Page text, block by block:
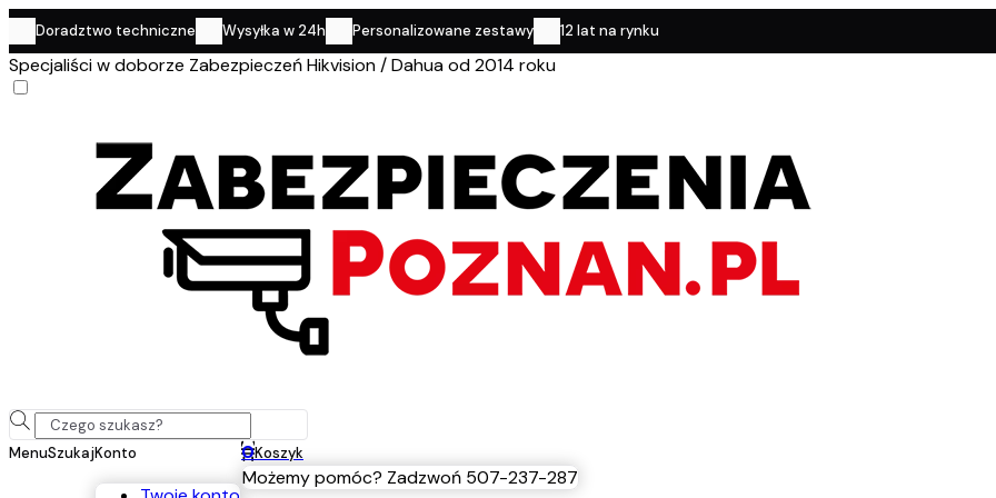
Doradztwo techniczne Wysyłka w 24h Personalizowane zestawy 12 lat na rynku
Specjaliści w doborze Zabezpieczeń Hikvision / Dahua od 2014 roku
MenuSzukajKonto 0Koszyk
Możemy pomóc? Zadzwoń 507-237-287